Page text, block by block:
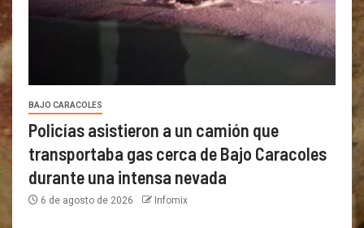
BAJO CARACOLES
Policías asistieron a un camión que
transportaba gas cerca de Bajo Caracoles
durante una intensa nevada
6 de agosto de 2026 Infomix